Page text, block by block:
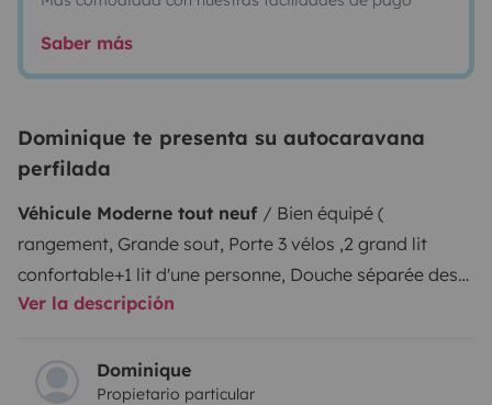
Saber más
Dominique te presenta su autocaravana
perfilada
Véhicule Moderne tout neuf / Bien équipé (
rangement, Grande sout, Porte 3 vélos ,2 grand lit
confortable+1 lit d'une personne, Douche séparée des
sanitaires, ECT.....) Véhicule 170 cv boite manuel 6
Ver la descripción
Dominique
Propietario particular